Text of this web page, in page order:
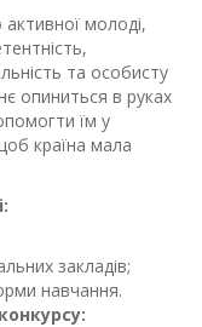
молоді,
та особисту
опиниться в руках
їм у
країна мала
закладів;
навчання.